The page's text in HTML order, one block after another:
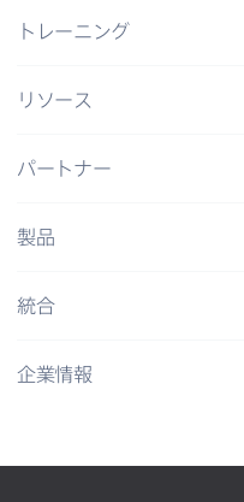
トレーニング
リソース
パートナー
製品
統合
企業情報